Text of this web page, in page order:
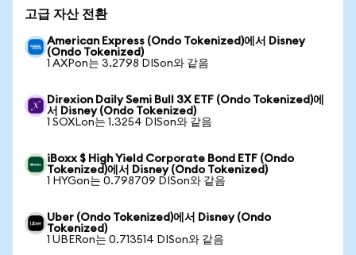
고급 자산 전환
American Express (Ondo Tokenized)에서 Disney
(Ondo Tokenized)
1 AXPon는 3.2798 DISon와 같음
Direxion Daily Semi Bull 3X ETF (Ondo Tokenized)에
서 Disney (Ondo Tokenized)
1 SOXLon는 1.3254 DISon와 같음
iBoxx $ High Yield Corporate Bond ETF (Ondo
Tokenized)에서 Disney (Ondo Tokenized)
1 HYGon는 0.798709 DISon와 같음
Uber (Ondo Tokenized)에서 Disney (Ondo
Tokenized)
1 UBERon는 0.713514 DISon와 같음